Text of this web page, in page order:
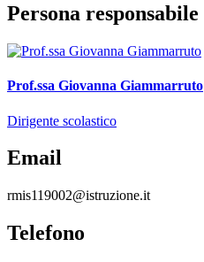
Persona responsabile
Prof.ssa Giovanna Giammarruto
Dirigente scolastico
Email
rmis119002@istruzione.it
Telefono